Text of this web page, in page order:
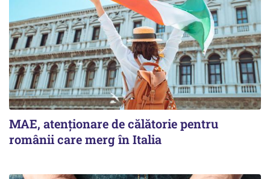
MAE, atenționare de călătorie pentru
românii care merg în Italia